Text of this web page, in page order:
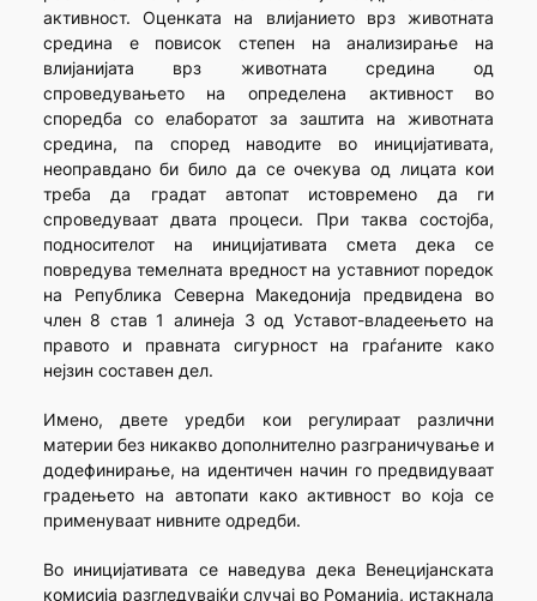
активност. Оценката на влијанието врз животната
средина е повисок степен на анализирање на
влијанијата врз животната средина од
спроведувањето на определена активност во
споредба со елаборатот за заштита на животната
средина, па според наводите во иницијативата,
неоправдано би било да се очекува од лицата кои
треба да градат автопат истовремено да ги
спроведуваат двата процеси. При таква состојба,
подносителот на иницијативата смета дека се
повредува темелната вредност на уставниот поредок
на Република Северна Македонија предвидена во
член 8 став 1 алинеја 3 од Уставот-владеењето на
правото и правната сигурност на граѓаните како
нејзин составен дел.
Имено, двете уредби кои регулираат различни
материи без никакво дополнително разграничување и
додефинирање, на идентичен начин го предвидуваат
градењето на автопати како активност во која се
применуваат нивните одредби.
Во иницијативата се наведува дека Венецијанската
комисија разгледувајќи случај во Романија, истакнала